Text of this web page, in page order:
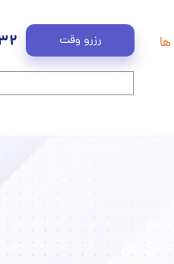
رزرو وقت